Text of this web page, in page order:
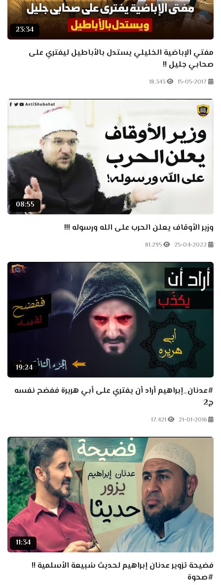
23:34
مفتي الإباضية الخليلي‬ ‫يستدل بالأباطيل ليفتري على
صحابي جليل !!
15-05-2017
18.343
08:55
وزير الأوقاف يعلن الحرب على الله ورسوله !!!
25-04-2022
81.295
19:24
#عدنان_إبراهيم أراد أن يفتري على أبي هريرة ففضح نفسه
ج2
21-01-2016
17.421
11:34
فضيحة تزوير عدنان إبراهيم لحديث سُبيعة الأسلمية !!
#صحوة